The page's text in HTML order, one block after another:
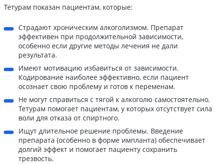
Тетурам показан пациентам, которые:
Страдают хроническим алкоголизмом. Препарат
эффективен при продолжительной зависимости,
особенно если другие методы лечения не дали
результата.
Имеют мотивацию избавиться от зависимости.
Кодирование наиболее эффективно, если пациент
осознает свою проблему и готов к переменам.
Не могут справиться с тягой к алкоголю самостоятельно.
Тетурам помогает пациентам, у которых отсутствует сила
воли для отказа от спиртного.
Ищут длительное решение проблемы. Введение
препарата (особенно в форме импланта) обеспечивает
долгий эффект и помогает пациенту сохранить
трезвость.